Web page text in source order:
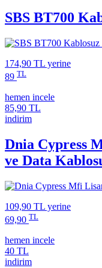
SBS BT700
174,90 TL yerine
89 TL
hemen incele
85,90 TL
indirim
Dnia Cypress
ve Data
109,90 TL yerine
69,90 TL
hemen incele
40 TL
indirim